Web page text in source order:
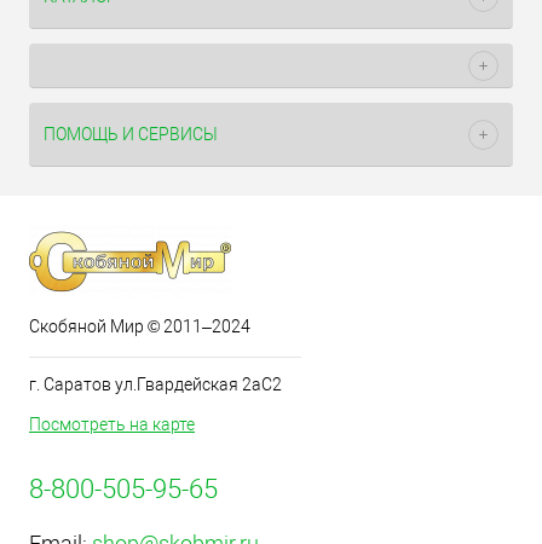
ПОМОЩЬ И СЕРВИСЫ
Скобяной Мир © 2011–2024
г. Саратов ул.Гвардейская 2аС2
Посмотреть на карте
8-800-505-95-65